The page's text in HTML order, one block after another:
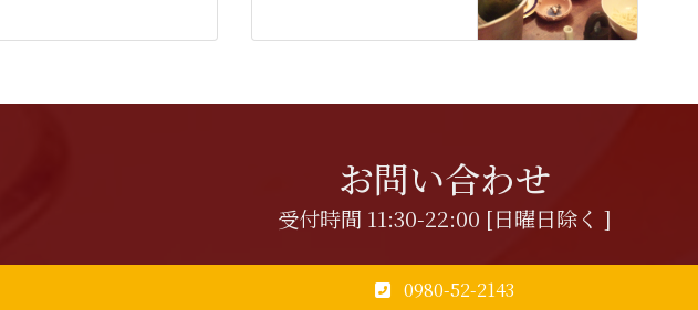
お問い合わせ
受付時間 11:30-22:00 [日曜日除く ]
0980-52-2143